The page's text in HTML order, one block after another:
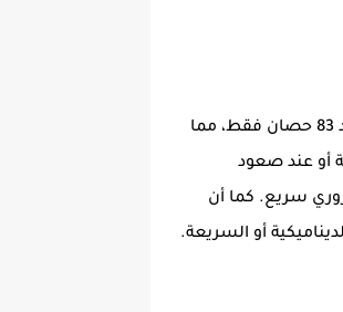
رغم أنها سيارة اقتصادية، إلا أن أداء محركها ليس الأفضل. المحرك بسعة 1.2 لتر ويولد 83 حصان فقط، مما
أو عند صعود
سريع. كما أن
أو السريعة.